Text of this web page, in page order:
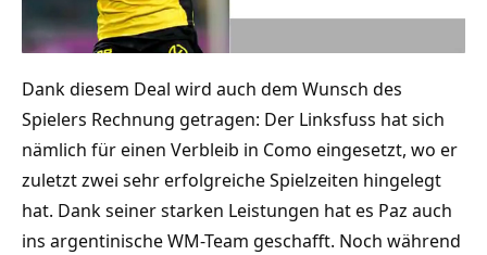
Mute
Dank diesem Deal wird auch dem Wunsch des
Spielers Rechnung getragen: Der Linksfuss hat sich
nämlich für einen Verbleib in Como eingesetzt, wo er
zuletzt zwei sehr erfolgreiche Spielzeiten hingelegt
hat. Dank seiner starken Leistungen hat es Paz auch
ins argentinische WM-Team geschafft. Noch während